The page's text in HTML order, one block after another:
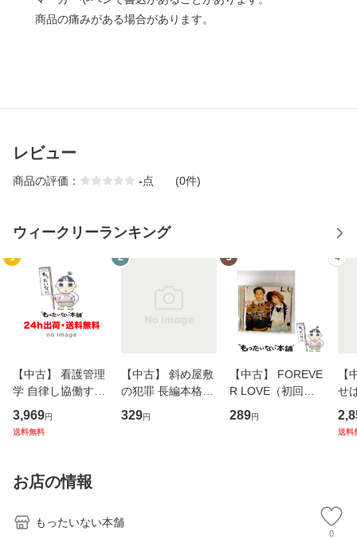
商品の痛みがある場合があります。
レビュー
商品の評価： -点 (0件)
ウィークリーランキング
1
【中古】 看護管理
学 自律し協働する
専門職の看護マネ
ジメントスキル 改
恵 藤本幸三 / 南江
堂 [単行
3,969円
送料無料
2
【中古】 斜め屋敷
の犯罪 長編本格推
理小説 (光文社文
庫) / 島田荘司 / 光
329円
3
【中古】 FOREVE
R LOVE（初回生
産限定盤） / 清水
翔太×加藤ミリヤ /
289円
4
【
せ
タ
送料
お店の情報
もったいない本舗
0